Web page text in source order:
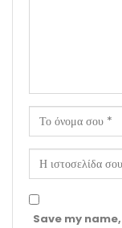
Save my